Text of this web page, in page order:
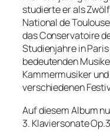
studierte er als
National de
das Conservatoire
Studienjahre in
bedeutenden
Kammermusiker
verschiedenen
Auf diesem Album
3. Klaviersonate